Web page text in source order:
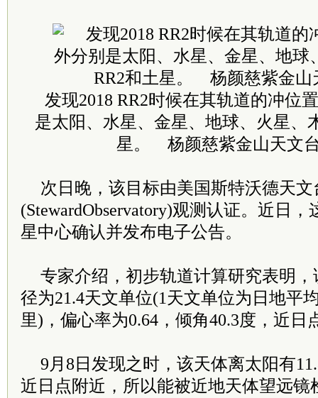
发现2018 RR2时候在其轨道的冲位
是太阳、水星、金星、地球、火星、
星。 杨颜慈紫金山天文
次日晚，该目标由美国斯特沃德天文
(StewardObservatory)观测认证。近日
星中心确认并发布电子公告。
专家介绍，初步轨道计算研究表明
径为21.4天文单位(1天文单位为日地平
里)，偏心率为0.64，倾角40.3度，近日
9月8日发现之时，该天体离太阳有
近日点附近，所以能被近地天体望远镜